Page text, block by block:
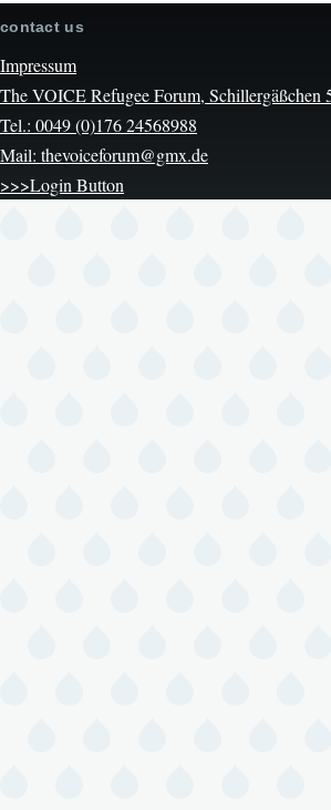
contact us
Impressum
The VOICE Refugee Forum, Schillergäßchen
Tel.: 0049 (0)176 24568988
Mail: thevoiceforum@gmx.de
>>>Login Button